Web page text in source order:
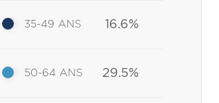
35-49 ANS 16.6%
50-64 ANS 29.5%